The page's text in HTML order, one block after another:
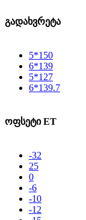
გადახვრეტა
5*150
6*139
5*127
6*139.7
ოფსეტი ET
-32
25
0
-6
-10
-12